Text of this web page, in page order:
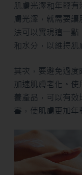
肌膚光澤和年輕
膚光澤，就需要
法可以實現這一
和水分，以維持肌
其次，要避免過度
加速肌膚老化。
養產品，可以有
害，使肌膚更加年